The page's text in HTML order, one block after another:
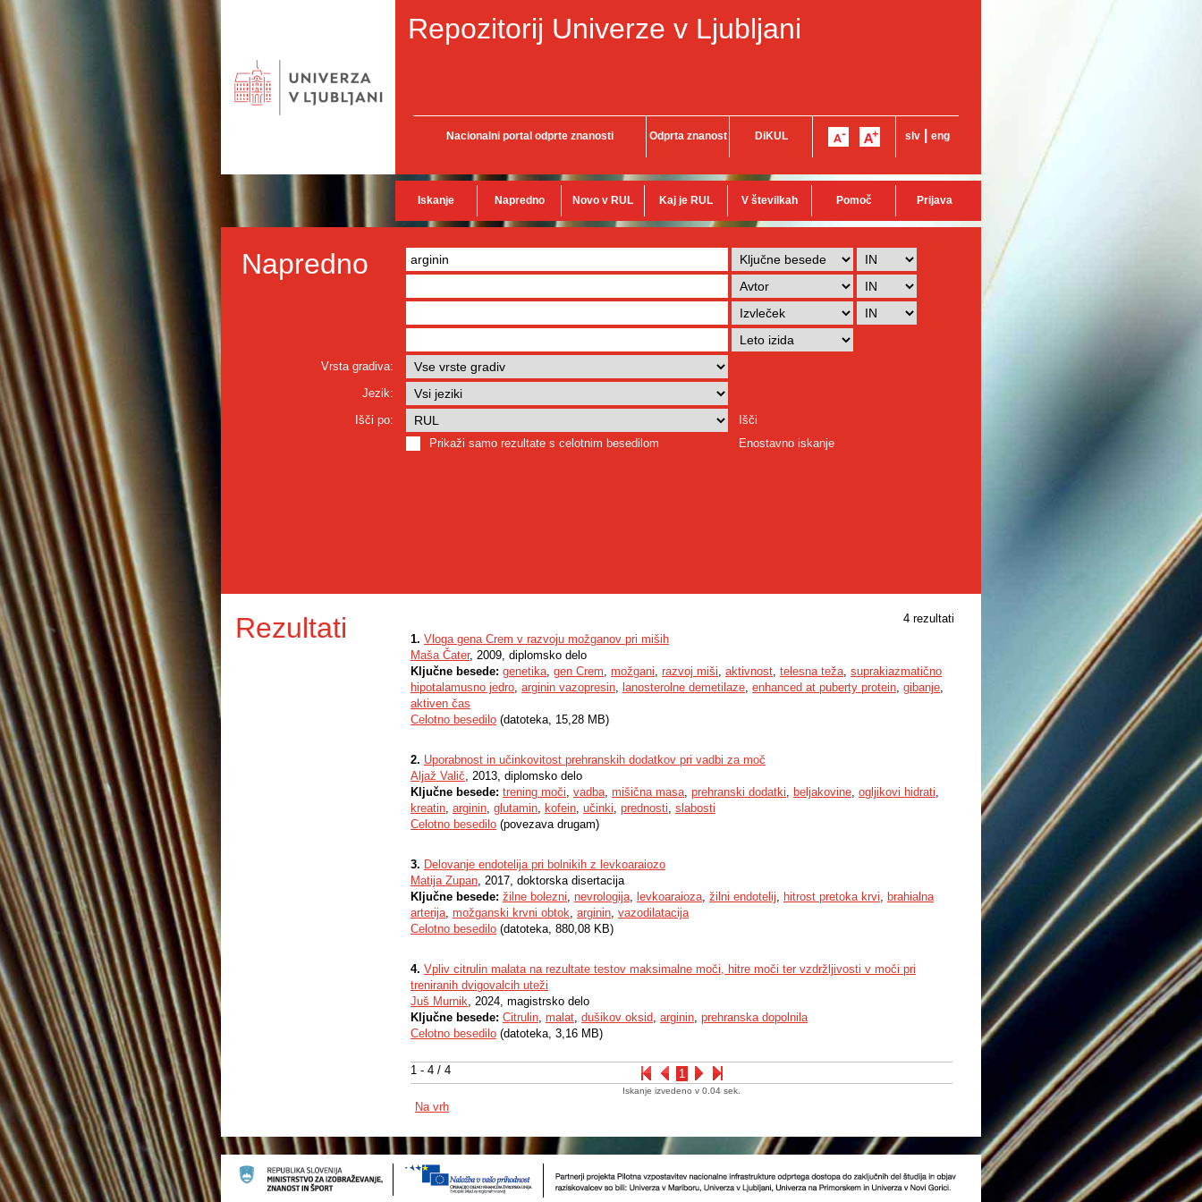
Repozitorij Univerze v Ljubljani
Nacionalni portal odprte znanosti Odprta znanost DiKUL slv eng
Iskanje Napredno Novo v RUL Kaj je RUL V številkah Pomoč Prijava
Napredno
Vrsta gradiva:
Jezik:
Išči po:
Išči
Prikaži samo rezultate s celotnim besedilom
Enostavno iskanje
Rezultati 4 rezultati
1 - 4 / 4 1
1. Vloga gena Crem v razvoju možganov pri miših
Maša Čater, 2009, diplomsko delo
Ključne besede: genetika, gen Crem, možgani, razvoj miši, aktivnost, telesna teža, suprakiazmatično
hipotalamusno jedro, arginin vazopresin, lanosterolne demetilaze, enhanced at puberty protein, gibanje,
aktiven čas
Celotno besedilo (datoteka, 15,28 MB)
2. Uporabnost in učinkovitost prehranskih dodatkov pri vadbi za moč
Aljaž Valič, 2013, diplomsko delo
Ključne besede: trening moči, vadba, mišična masa, prehranski dodatki, beljakovine, ogljikovi hidrati,
kreatin, arginin, glutamin, kofein, učinki, prednosti, slabosti
Celotno besedilo (povezava drugam)
3. Delovanje endotelija pri bolnikih z levkoaraiozo
Matija Zupan, 2017, doktorska disertacija
Ključne besede: žilne bolezni, nevrologija, levkoaraioza, žilni endotelij, hitrost pretoka krvi, brahialna
arterija, možganski krvni obtok, arginin, vazodilatacija
Celotno besedilo (datoteka, 880,08 KB)
4. Vpliv citrulin malata na rezultate testov maksimalne moči, hitre moči ter vzdržljivosti v moči pri
treniranih dvigovalcih uteži
Juš Murnik, 2024, magistrsko delo
Ključne besede: Citrulin, malat, dušikov oksid, arginin, prehranska dopolnila
Celotno besedilo (datoteka, 3,16 MB)
Iskanje izvedeno v 0.04 sek.
Na vrh